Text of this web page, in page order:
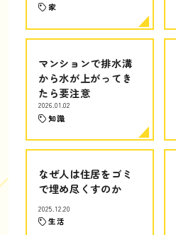
家
マンションで排水溝
から水が上がってき
たら要注意
2026.01.02
知識
なぜ人は住居をゴミ
で埋め尽くすのか
2025.12.20
生活